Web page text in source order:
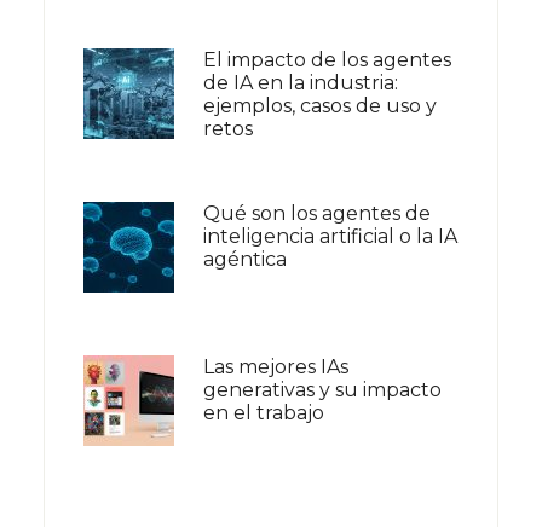
El impacto de los agentes
de IA en la industria:
ejemplos, casos de uso y
retos
Qué son los agentes de
inteligencia artificial o la IA
agéntica
Las mejores IAs
generativas y su impacto
en el trabajo